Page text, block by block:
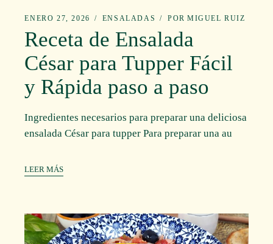
ENERO 27, 2026 ENSALADAS POR MIGUEL RUIZ
Receta de Ensalada
César para Tupper Fácil
y Rápida paso a paso
Ingredientes necesarios para preparar una deliciosa
ensalada César para tupper Para preparar una au
LEER MÁS